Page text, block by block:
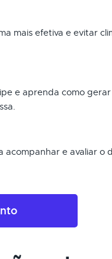
mais efetiva e evitar
e aprenda como
e avaliar o